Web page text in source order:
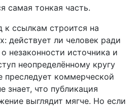
самая тонкая часть.
к ссылкам строится на
действует ли человек ради
незаконности источника и
неопределённому кругу
преследует коммерческой
знает, что публикация
выглядит мягче. Но если